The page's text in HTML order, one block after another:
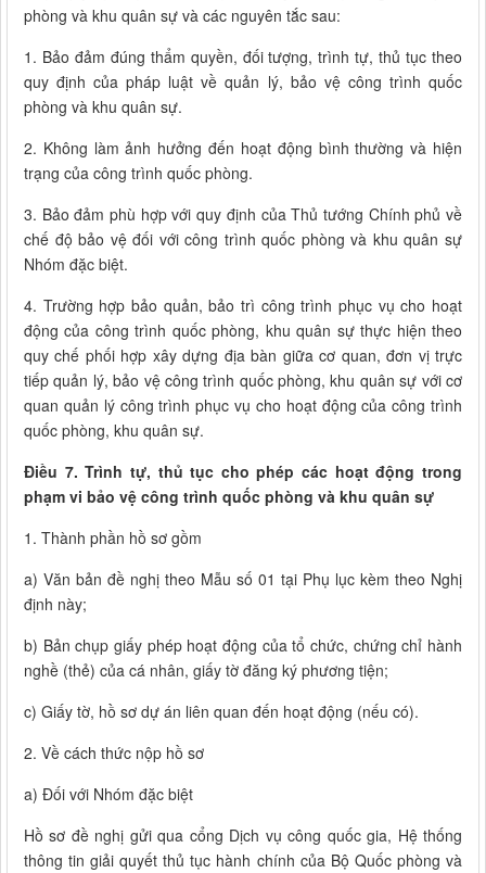
phòng và khu quân sự và các nguyên tắc sau:
1. Bảo đảm đúng thẩm quyền, đối tượng, trình tự, thủ tục theo
quy định của pháp luật về quản lý, bảo vệ công trình quốc
phòng và khu quân sự.
2. Không làm ảnh hưởng đến hoạt động bình thường và hiện
trạng của công trình quốc phòng.
3. Bảo đảm phù hợp với quy định của Thủ tướng Chính phủ về
chế độ bảo vệ đối với công trình quốc phòng và khu quân sự
Nhóm đặc biệt.
4. Trường hợp bảo quản, bảo trì công trình phục vụ cho hoạt
động của công trình quốc phòng, khu quân sự thực hiện theo
quy chế phối hợp xây dựng địa bàn giữa cơ quan, đơn vị trực
tiếp quản lý, bảo vệ công trình quốc phòng, khu quân sự với cơ
quan quản lý công trình phục vụ cho hoạt động của công trình
quốc phòng, khu quân sự.
Điều 7. Trình tự, thủ tục cho phép các hoạt động trong
phạm vi bảo vệ công trình quốc phòng và khu quân sự
1. Thành phần hồ sơ gồm
a) Văn bản đề nghị theo Mẫu số 01 tại Phụ lục kèm theo Nghị
định này;
b) Bản chụp giấy phép hoạt động của tổ chức, chứng chỉ hành
nghề (thẻ) của cá nhân, giấy tờ đăng ký phương tiện;
c) Giấy tờ, hồ sơ dự án liên quan đến hoạt động (nếu có).
2. Về cách thức nộp hồ sơ
a) Đối với Nhóm đặc biệt
Hồ sơ đề nghị gửi qua cổng Dịch vụ công quốc gia, Hệ thống
thông tin giải quyết thủ tục hành chính của Bộ Quốc phòng và